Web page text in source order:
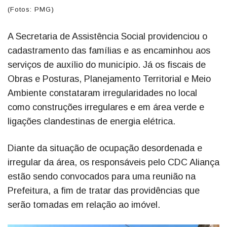
(Fotos: PMG)
A Secretaria de Assistência Social providenciou o
cadastramento das famílias e as encaminhou aos
serviços de auxílio do município. Já os fiscais de
Obras e Posturas, Planejamento Territorial e Meio
Ambiente constataram irregularidades no local
como construções irregulares e em área verde e
ligações clandestinas de energia elétrica.
Diante da situação de ocupação desordenada e
irregular da área, os responsáveis pelo CDC Aliança
estão sendo convocados para uma reunião na
Prefeitura, a fim de tratar das providências que
serão tomadas em relação ao imóvel.